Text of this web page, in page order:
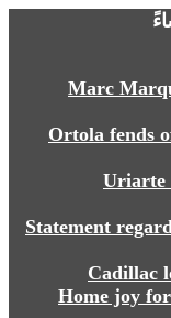
Marc
Ortola fends
Uriarte
Statement
Cadillac
Home joy